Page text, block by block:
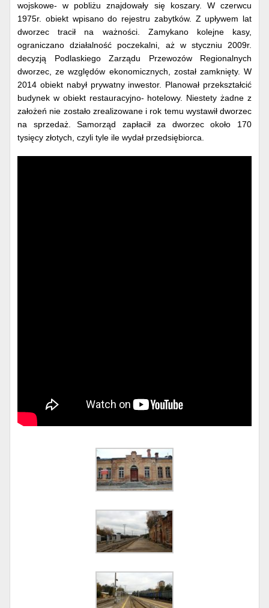
wojskowe- w pobliżu znajdowały się koszary. W czerwcu
1975r. obiekt wpisano do rejestru zabytków. Z upływem lat
dworzec tracił na ważności. Zamykano kolejne kasy,
ograniczano działalność poczekalni, aż w styczniu 2009r.
decyzją Podlaskiego Zarządu Przewozów Regionalnych
dworzec, ze względów ekonomicznych, został zamknięty. W
2014 obiekt nabył prywatny inwestor. Planował przekształcić
budynek w obiekt restauracyjno- hotelowy. Niestety żadne z
założeń nie zostało zrealizowane i rok temu wystawił dworzec
na sprzedaż. Samorząd zapłacił za dworzec około 170
tysięcy złotych, czyli tyle ile wydał przedsiębiorca.